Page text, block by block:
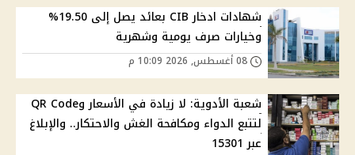
شهادات ادخار CIB بعائد يصل إلى 19.50%
وخيارات صرف يومية وشهرية
شعبة الأدوية: لا زيادة في الأسعار وQR Code
لتتبع الدواء ومكافحة الغش والاحتكار.. والإبلاغ
عبر 15301